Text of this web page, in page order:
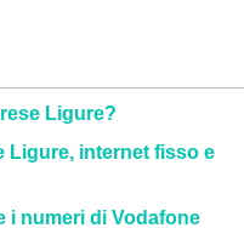
Ligure?
Ligure, internet fisso e
i numeri di Vodafone